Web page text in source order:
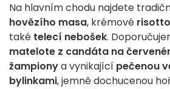
Na hlavním chodu najdete
hovězího masa, krémové
také telecí nebošek.
matelote z candáta na
žampionya vynikající pečenou
bylinkami, jemně dochucenou